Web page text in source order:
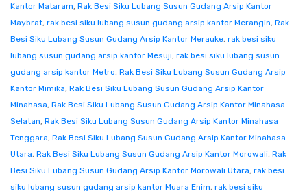
Kantor Mataram, Rak Besi Siku Lubang Susun Gudang Arsip Kantor
Maybrat, rak besi siku lubang susun gudang arsip kantor Merangin, Rak
Besi Siku Lubang Susun Gudang Arsip Kantor Merauke, rak besi siku
lubang susun gudang arsip kantor Mesuji, rak besi siku lubang susun
gudang arsip kantor Metro, Rak Besi Siku Lubang Susun Gudang Arsip
Kantor Mimika, Rak Besi Siku Lubang Susun Gudang Arsip Kantor
Minahasa, Rak Besi Siku Lubang Susun Gudang Arsip Kantor Minahasa
Selatan, Rak Besi Siku Lubang Susun Gudang Arsip Kantor Minahasa
Tenggara, Rak Besi Siku Lubang Susun Gudang Arsip Kantor Minahasa
Utara, Rak Besi Siku Lubang Susun Gudang Arsip Kantor Morowali, Rak
Besi Siku Lubang Susun Gudang Arsip Kantor Morowali Utara, rak besi
siku lubang susun gudang arsip kantor Muara Enim, rak besi siku